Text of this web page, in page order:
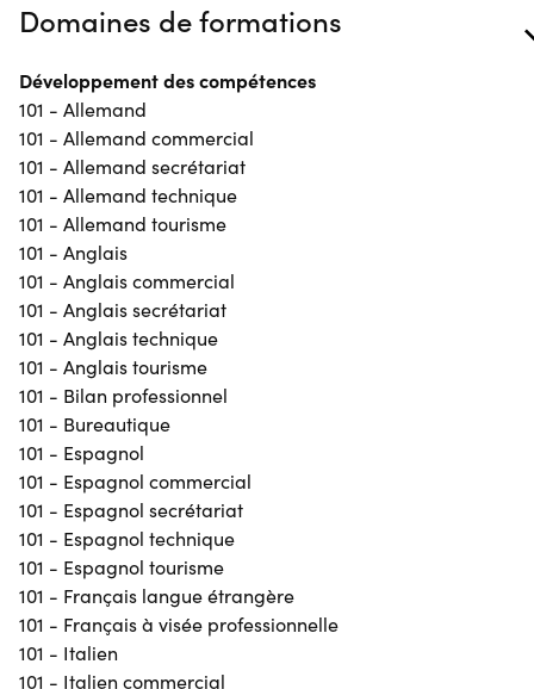
Domaines de formations
Développement des compétences
101 - Allemand
101 - Allemand commercial
101 - Allemand secrétariat
101 - Allemand technique
101 - Allemand tourisme
101 - Anglais
101 - Anglais commercial
101 - Anglais secrétariat
101 - Anglais technique
101 - Anglais tourisme
101 - Bilan professionnel
101 - Bureautique
101 - Espagnol
101 - Espagnol commercial
101 - Espagnol secrétariat
101 - Espagnol technique
101 - Espagnol tourisme
101 - Français langue étrangère
101 - Français à visée professionnelle
101 - Italien
101 - Italien commercial